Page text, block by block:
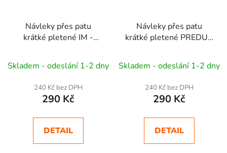
Návleky přes patu
krátké pletené IM -
Dance
Skladem - odeslání 1-2 dny
240 Kč bez DPH
290 Kč
DETAIL
Návleky přes patu
krátké pletené PREDUC
Dance
Skladem - odeslání 1-2 dny
240 Kč bez DPH
290 Kč
DETAIL